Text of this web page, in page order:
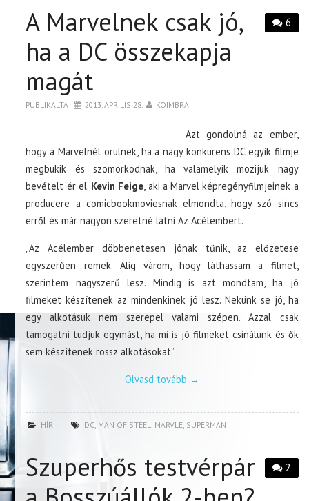
6
A Marvelnek csak jó,
ha a DC összekapja
magát
PUBLIKÁLTA 2013. ÁPRILIS 28. KOIMBRA
Azt gondolná az ember,
hogy a Marvelnél örülnek, ha a nagy konkurens DC egyik filmje
megbukik és szomorkodnak, ha valamelyik mozijuk nagy
bevételt ér el. Kevin Feige, aki a Marvel képregényfilmjeinek a
producere a comicbookmoviesnak elmondta, hogy szó sincs
erről és már nagyon szeretné látni Az Acélembert.
„Az Acélember döbbenetesen jónak tűnik, az előzetese
egyszerűen remek. Alig várom, hogy láthassam a filmet,
szerintem nagyszerű lesz. Mindig is azt mondtam, ha jó
filmeket készítenek az mindenkinek jó lesz. Nekünk se jó, ha
egy alkotásuk nem szerepel valami szépen. Azzal csak
támogatni tudjuk egymást, ha mi is jó filmeket csinálunk és ők
sem készítenek rossz alkotásokat.”
Olvasd tovább →
HÍR DC MAN OF STEEL MARVLE SUPERMAN
2
Szuperhős testvérpár